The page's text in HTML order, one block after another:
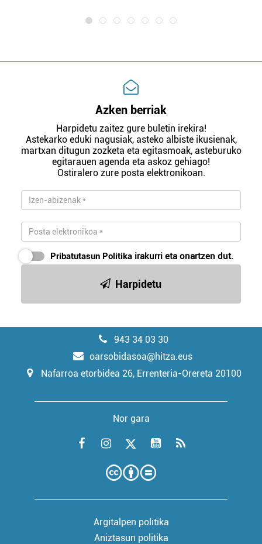
Azken berriak
Harpidetu zaitez gure buletin irekira!
Astekarko eduki nagusiak, asteko albiste ikusienak,
martxan ditugun zozketa eta egitasmoak, asteburuko
egitarauen agenda eta askoz gehiago!
Ostiralero zure posta elektronikoan.
Pribatutasun Politika irakurri eta onartzen dut.
Harpidetu
943 34 03 30
oarsobidasoa@hitza.eus
Nafarroa etorbidea 26, Errenteria-Orereta 20100
Nor gara
Argitalpen politika
Aniztasun politika